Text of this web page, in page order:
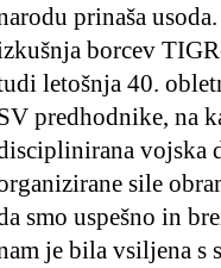
prinaša
borcev
letošnja 40.
predhodnike, na
vojska
sile
smo uspešno in
je bila vsiljena s